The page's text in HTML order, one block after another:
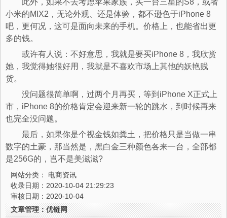
此外，如果不去考虑苹果家族，买一台三星的S8，或者
小米的MIX2，无论外观、还是体验，都不逊色于iPhone 8
吧，更何况，这可是面向未来的手机。价格上，也能省出更
多的钱。
或许有人说：不好意思，我就是要买iPhone 8，我欣赏
她，我觉得她很好用，我就是不喜欢市场上其他的妖艳贱
货。
没问题很简单啊，过两个月再买，等到iPhone X正式上
市，iPhone 8的价格肯定会迎来新一轮的跳水，到时候再来
也完全没问题。
最后，如果你是个视金钱如粪土，把价格只是当做一串
数字的土豪，那当然是，黑白金三种颜色各来一台，全部都
是256G的，岂不是美滋滋?
网站分类： 电商资讯
收录日期：2020-10-04 21:29:23
审核日期：2020-10-04
文章管理：优链网